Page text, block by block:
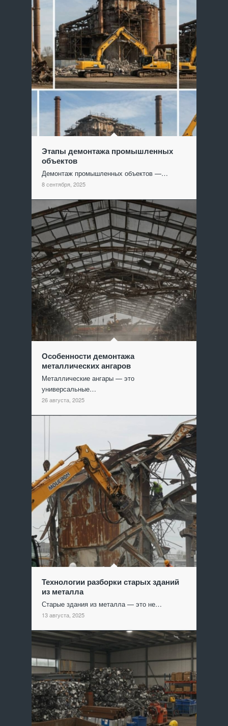
Этапы демонтажа промышленных
объектов
Демонтаж промышленных объектов —…
8 сентября, 2025
Особенности демонтажа
металлических ангаров
Металлические ангары — это
универсальные…
26 августа, 2025
Технологии разборки старых зданий
из металла
Старые здания из металла — это не…
13 августа, 2025